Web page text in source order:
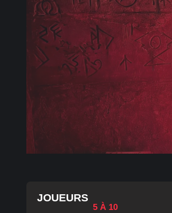
JOUEURS
5 À 10